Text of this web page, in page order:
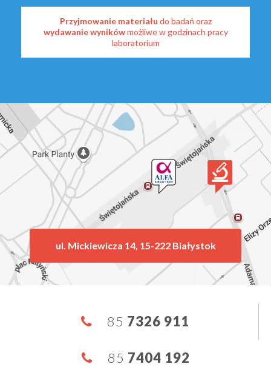
Przyjmowanie materiału do badań oraz
wydawanie wynikówmożliwe w godzinach pracy
laboratorium
ul. Mickiewicza 14, 15-222 Białystok
85 7326 911
85 7404 192